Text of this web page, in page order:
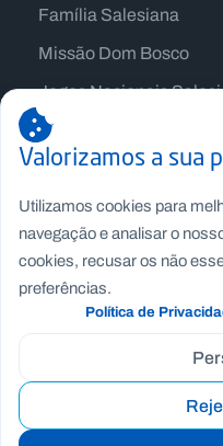
Família Salesiana
Missão Dom Bosco
Jogos Nacionais
Copyright © Fundação
Canal de
Valorizamos a sua
Utilizamos cookies para
navegação e analisar o
cookies, recusar os não
preferências.
Política de